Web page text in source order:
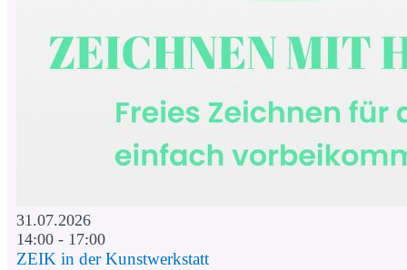
31.07.2026
14:00 - 17:00
ZEIK in der Kunstwerkstatt